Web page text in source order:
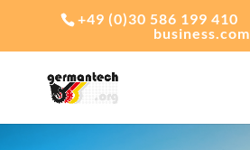
+49 (0)30 586 199 410
business.com